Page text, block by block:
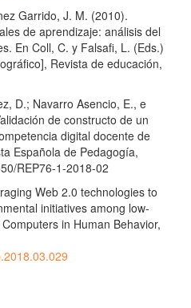
Garrido, J. M. (2010).
de aprendizaje: análisis del
En Coll, C. y Falsafi, L. (Eds.)
Revista de educación,
D.; Navarro Asencio, E., e
de constructo de un
digital docente de
Española de Pedagogía,
REP76-1-2018-02
Web 2.0 technologies to
initiatives among low-
in Human Behavior,